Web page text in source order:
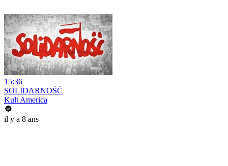
15:36
SOLIDARNOŚĆ
Kult America
il y a 8 ans